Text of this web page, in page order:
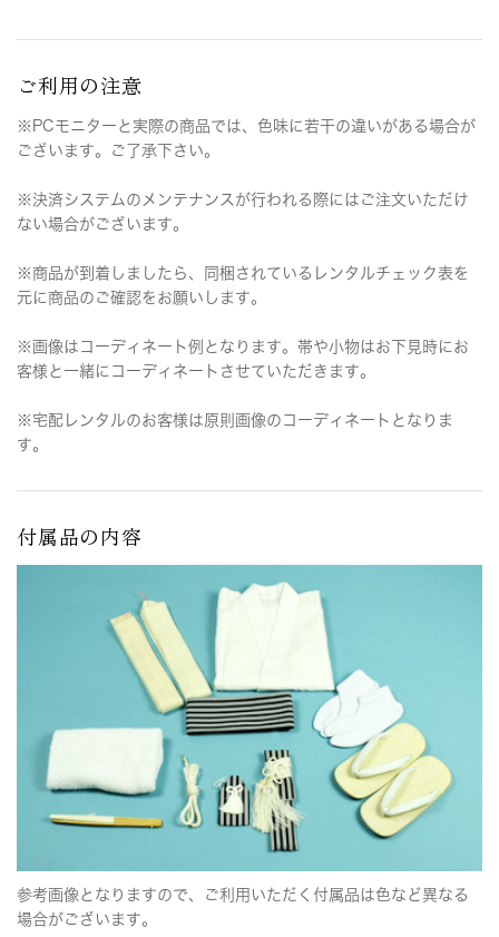
ご利用の注意
※PCモニターと実際の商品では、色味に若干の違いがある場合が
ございます。ご了承下さい。
※決済システムのメンテナンスが行われる際にはご注文いただけ
ない場合がございます。
※商品が到着しましたら、同梱されているレンタルチェック表を
元に商品のご確認をお願いします。
※画像はコーディネート例となります。帯や小物はお下見時にお
客様と一緒にコーディネートさせていただきます。
※宅配レンタルのお客様は原則画像のコーディネートとなりま
す。
付属品の内容
参考画像となりますので、ご利用いただく付属品は色など異なる
場合がございます。